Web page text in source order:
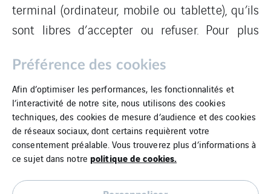
terminal (ordinateur, mobile ou tablette), qu’ils
sont libres d’accepter ou refuser. Pour plus
gestion des Cookies.
Préférence des cookies
Afin d’optimiser les performances, les fonctionnalités et
l’interactivité de notre site, nous utilisons des cookies
techniques, des cookies de mesure d’audience et des cookies
de réseaux sociaux, dont certains requièrent votre
consentement préalable. Vous trouverez plus d’informations à
ce sujet dans notre politique de cookies.